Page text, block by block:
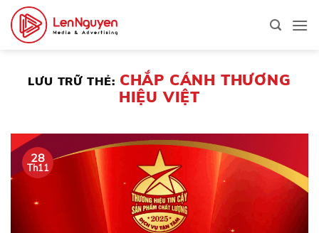
qua
LƯU TRỮ THẺ: CHẮP CÁNH THƯƠNG
HIỆU VIỆT
28
Th11